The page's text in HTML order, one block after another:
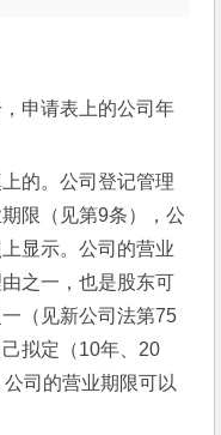
申请表上的公司年
的。公司登记管理
限（见第9条），公
显示。公司的营业
之一，也是股东可
（见新公司法第75
拟定（10年、20
司的营业期限可以